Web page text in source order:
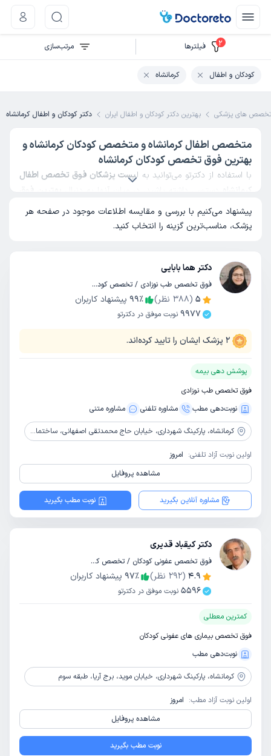
تخصص های پزشکی بهترین دکتر کودکان و اطفال ایران دکتر کودکان و اطفال کرمانشاه
متخصص اطفال کرمانشاه و متخصص کودکان کرمانشاه و
بهترین فوق تخصص کودکان کرمانشاه
با استفاده از دکترتو می‌توانید به لیست پزشکان فوق تخصص اطفال
تخصص اطفال در کرمانشاه
بگردید، یک متخصص اطفال کرمانشاه
خوب پیدا کنید و از وی نوبت بگیرید. در دکترتو می‌توانید در
سراسر کشور را پیدا کنید.
پیشنهاد می‌کنیم با بررسی و مقایسه اطلاعات موجود در صفحه هر
پزشک، مناسب‌ترین گزینه را انتخاب کنید.
دکتر هما بابایی
فوق تخصص طب نوزادی / تخصص کودکان و اطفال
5
(
388 نظر) 99٪
پیشنهاد کاربران
9977 نوبت موفق در دکترتو
2 پزشک ایشان را تایید کرده‌اند.
پوشش دهی بیمه
فوق تخصص طب نوزادی
نوبت‌دهی مطب
مشاوره‌ تلفنی مشاوره‌ متنی
کرمانشاه، پارکینگ شهرداری، خیابان حاج محمدتقی اصفهانی، ساختمان پزشکان دی، طبقه پنجم
اولین نوبت آزاد تلفنی: امروز
مشاهده پروفایل
مشاوره آنلاین بگیرید نوبت مطب بگیرید
دکتر کیقباد قدیری
فوق تخصص عفونی کودکان / تخصص کودکان و اطفال
4.9
(
292 نظر) 97٪
پیشنهاد کاربران
5596 نوبت موفق در دکترتو
کمترین معطلی
فوق تخصص بیماری های عفونی کودکان
نوبت‌دهی مطب
کرمانشاه، پارکینگ شهرداری، خیابان موید، برج آریا، طبقه سوم
اولین نوبت آزاد مطب: امروز
مشاهده پروفایل
نوبت مطب بگیرید
2 فیلتر‌ها مرتب‌سازی
کودکان و اطفال کرمانشاه